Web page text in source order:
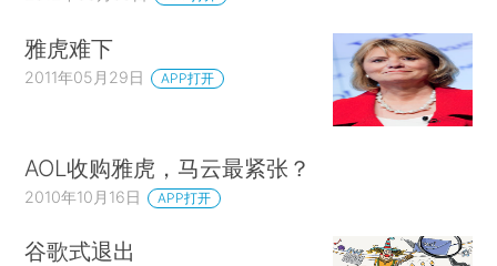
雅虎难下
2011年05月29日 APP打开
AOL收购雅虎，马云最紧张？
2010年10月16日 APP打开
谷歌式退出